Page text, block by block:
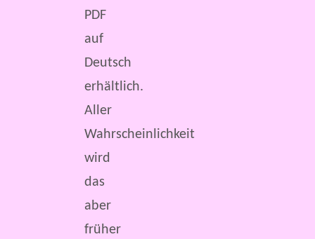
PDF
auf
Deutsch
erhältlich.
Aller
Wahrscheinlichkeit
wird
das
aber
früher